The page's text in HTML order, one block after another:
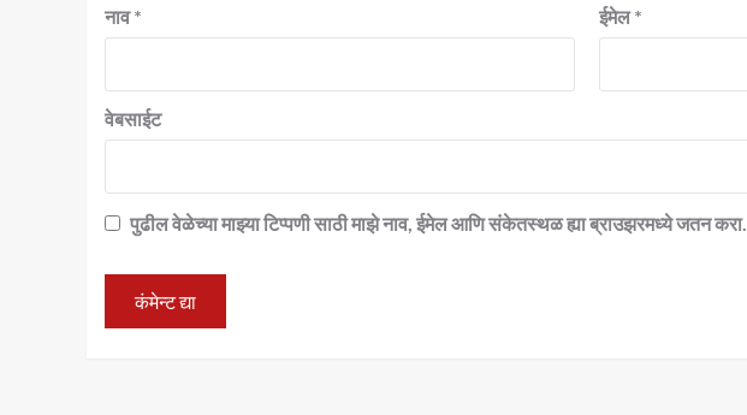
नाव* ईमेल*
वेबसाईट
पुढील वेळेच्या माझ्या टिप्पणी साठी माझे नाव, ईमेल आणि संकेतस्थळ ह्या ब्राउझरमध्ये जतन करा.